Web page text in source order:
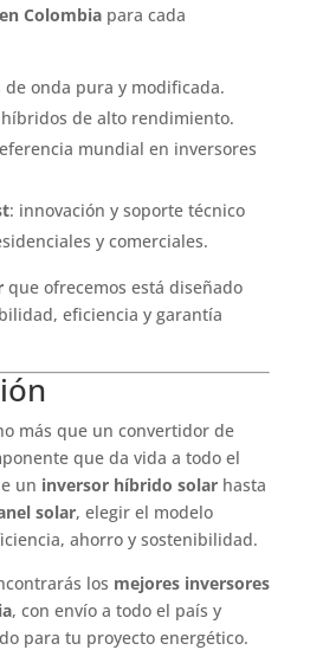
Colombiapara cada
de onda pura y modificada.
de alto rendimiento.
mundial en inversores
: innovación y soporte técnico
y comerciales.
que ofrecemos está diseñado
eficiencia y garantía
más que un convertidor de
que da vida a todo el
un inversor híbrido solarhasta
solar, elegir el modelo
ahorro y sostenibilidad.
los mejores inversores
, con envío a todo el país y
para tu proyecto energético.